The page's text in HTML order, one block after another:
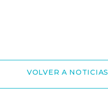
VOLVER A NOTICIAS